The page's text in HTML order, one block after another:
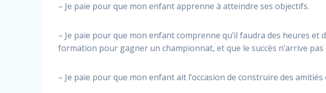
– Je paie pour que mon enfant apprenne à atteindre ses objectifs.
– Je paie pour que mon enfant comprenne qu’il faudra des heures et
formation pour gagner un championnat, et que le succès n’arrive
– Je paie pour que mon enfant ait l’occasion de construire des